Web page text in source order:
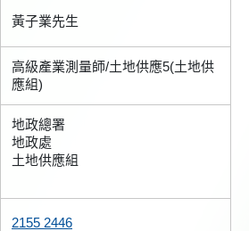
黃子業先生
高級產業測量師/土地供應5(土地供
應組)
地政總署
地政處
土地供應組
2155 2446